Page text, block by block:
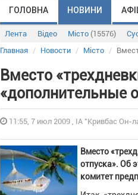
ГОЛОВНА НОВИНИ
Лента Відео Місто (15576)
Главная
Новости Місто
Вместо
«дополнительные
11:55, 7 июл 2009 , ІА "Кривбас Он-
Вместо
отпуска». Об
комитет